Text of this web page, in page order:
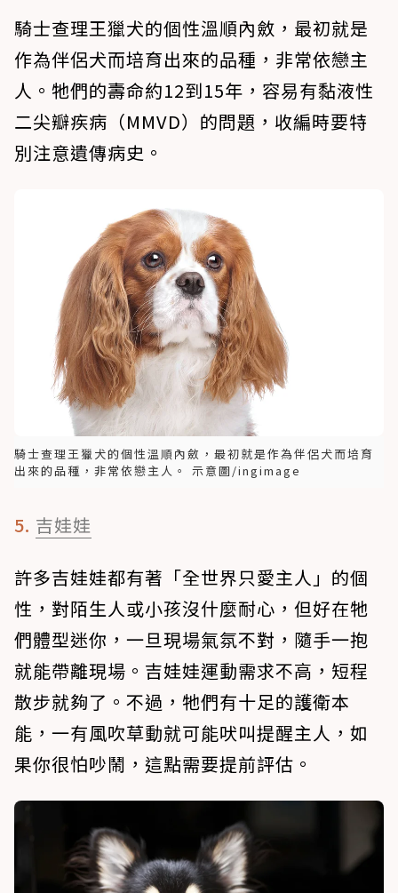
騎士查理王獵犬的個性溫順內斂，最初就是
作為伴侶犬而培育出來的品種，非常依戀主
人。牠們的壽命約12到15年，容易有黏液性
二尖瓣疾病（MMVD）的問題，收編時要特
別注意遺傳病史。
騎士查理王獵犬的個性溫順內斂，最初就是作為伴侶犬而培育
出來的品種，非常依戀主人。 示意圖/ingimage
5. 吉娃娃
許多吉娃娃都有著「全世界只愛主人」的個
性，對陌生人或小孩沒什麼耐心，但好在牠
們體型迷你，一旦現場氣氛不對，隨手一抱
就能帶離現場。吉娃娃運動需求不高，短程
散步就夠了。不過，牠們有十足的護衛本
能，一有風吹草動就可能吠叫提醒主人，如
果你很怕吵鬧，這點需要提前評估。